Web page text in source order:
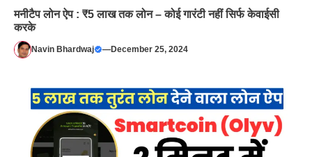
मनीटैप लोन ऐप : ₹5 लाख तक लोन – कोई गारंटी नहीं सिर्फ केवाईसी
करके
Navin Bhardwaj —December 25, 2024